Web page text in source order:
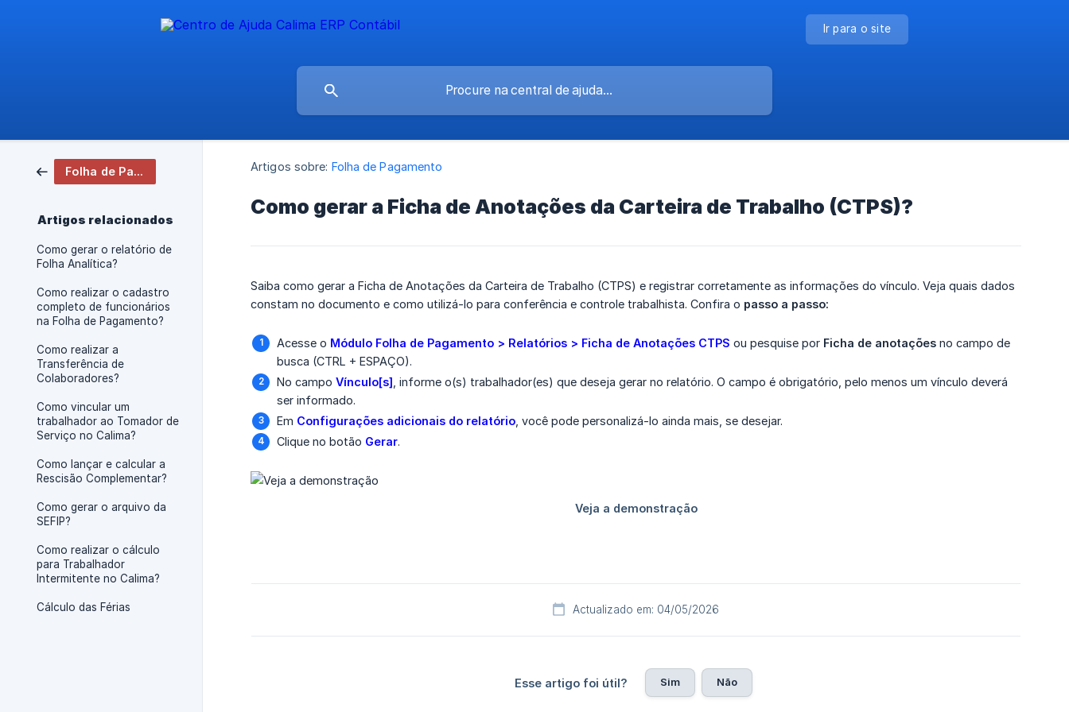
Ir para o site
Folha de Pagamento
Artigos relacionados
Como gerar o relatório de
Folha Analítica?
Como realizar o cadastro
completo de funcionários
na Folha de Pagamento?
Como realizar a
Transferência de
Colaboradores?
Como vincular um
trabalhador ao Tomador de
Serviço no Calima?
Como lançar e calcular a
Rescisão Complementar?
Como gerar o arquivo da
SEFIP?
Como realizar o cálculo
para Trabalhador
Intermitente no Calima?
Cálculo das Férias
Artigos sobre: Folha de Pagamento
Como gerar a Ficha de Anotações da Carteira de Trabalho (CTPS)?
Saiba como gerar a Ficha de Anotações da Carteira de Trabalho (CTPS) e registrar corretamente as informações do vínculo. Veja quais dados
constam no documento e como utilizá-lo para conferência e controle trabalhista. Confira o passo a passo:
Acesse o Módulo Folha de Pagamento > Relatórios > Ficha de Anotações CTPS ou pesquise por Ficha de anotações no campo de
busca (CTRL + ESPAÇO).
No campo Vínculo[s] , informe o(s) trabalhador(es) que deseja gerar no relatório. O campo é obrigatório, pelo menos um vínculo deverá
ser informado.
Em Configurações adicionais do relatório , você pode personalizá-lo ainda mais, se desejar.
Clique no botão Gerar.
Actualizado em: 04/05/2026
Esse artigo foi útil? Sim Não